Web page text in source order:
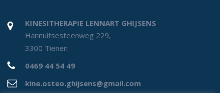
KINESITHERAPIE LENNART GHIJSENS
Hannuitsesteenweg 229,
3300 Tienen
0469 44 54 49
kine.osteo.ghijsens@gmail.com